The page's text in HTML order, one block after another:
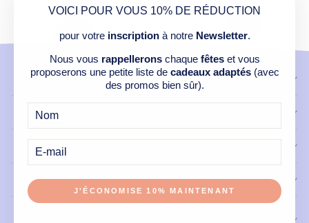
VOICI POUR VOUS 10% DE RÉDUCTION
pour votre inscriptionà notre Newsletter.
Nous vous rappelleronschaque fêteset vous
proposerons une petite liste de cadeaux adaptés(avec
des promos bien sûr).
J'ÉCONOMISE 10% MAINTENANT
CONTACT
INFORMATIONS LÉGALES